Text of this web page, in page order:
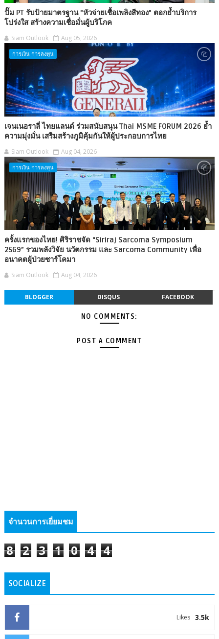
ปั๊ม PT รับป้ายมาตรฐาน "หัวจ่ายเชื้อเพลิงสีทอง" ตอกย้ำบริการ
โปร่งใส สร้างความเชื่อมั่นผู้บริโภค
Siam Outlook Aug 05, 2026
การเงิน การลงทุน
เจนเนอราลี่ ไทยแลนด์ ร่วมสนับสนุน Thai MSME FORUM 2026 ย้ำ
ความมุ่งมั่น เสริมสร้างภูมิคุ้มกันให้ผู้ประกอบการไทย
Siam Outlook Aug 04, 2026
การเงิน การลงทุน
ครั้งแรกของไทย! ศิริราชจัด “Siriraj Sarcoma Symposium
2569” รวมพลังวิจัย นวัตกรรม และ Sarcoma Community เพื่อ
อนาคตผู้ป่วยซาร์โคมา
Siam Outlook Aug 04, 2026
BLOGGER DISQUS FACEBOOK
NO COMMENTS:
POST A COMMENT
จำนวนการเยี่ยมชม
8 2 3 1 0 4 4
SOCIALIZE
3.5k
Likes